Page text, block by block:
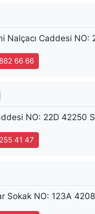
Nalçacı Caddesi NO:
66 66
NO: 22D 42250
41 47
Sokak NO: 123A